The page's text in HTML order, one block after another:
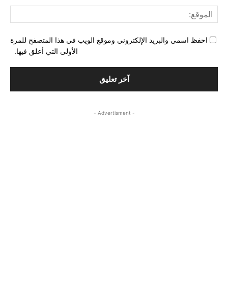
احفظ اسمي والبريد الإلكتروني وموقع الويب في هذا المتصفح للمرة
الأولى التي أعلق فيها.
- Advertisment -